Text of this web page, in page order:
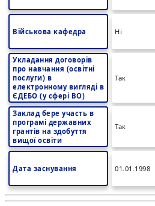
Військова кафедра Ні
Укладання договорів
про навчання (освітні
послуги) в
електронному вигляді в
ЄДЕБО (у сфері ВО)
Так
Заклад бере участь в
програмі державних
грантів на здобуття
вищої освіти
Так
Дата заснування 01.01.1998